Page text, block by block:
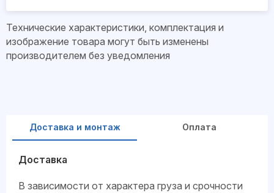
Технические характеристики, комплектация и
изображение товара могут быть изменены
производителем без уведомления
Доставка и монтаж Оплата
Доставка
В зависимости от характера груза и срочности